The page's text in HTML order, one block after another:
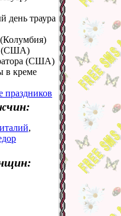
день траура
(США)
(США)
в креме
праздников
,